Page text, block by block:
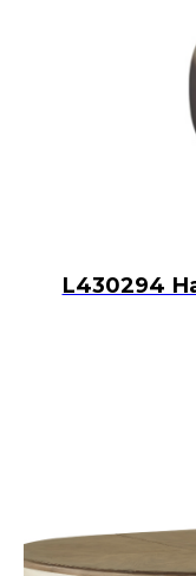
L430294